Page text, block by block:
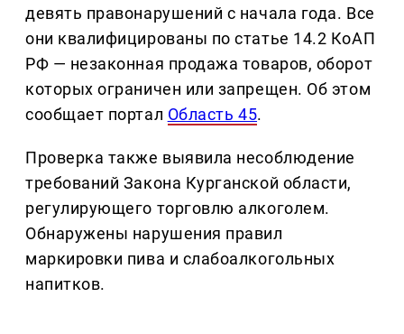
девять правонарушений с начала года. Все
они квалифицированы по статье 14.2 КоАП
РФ — незаконная продажа товаров, оборот
которых ограничен или запрещен. Об этом
сообщает портал Область 45.
Проверка также выявила несоблюдение
требований Закона Курганской области,
регулирующего торговлю алкоголем.
Обнаружены нарушения правил
маркировки пива и слабоалкогольных
напитков.